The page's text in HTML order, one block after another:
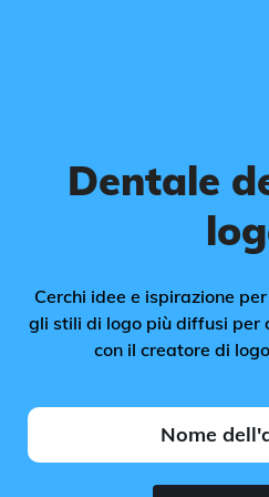
Dentale
Cerchi idee e ispirazione
gli stili di logo più diffusi per
con il creatore di